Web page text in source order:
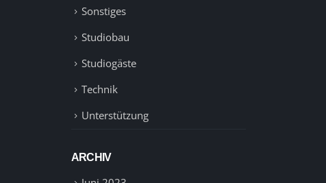
Sonstiges
Studiobau
Studiogäste
Technik
Unterstützung
ARCHIV